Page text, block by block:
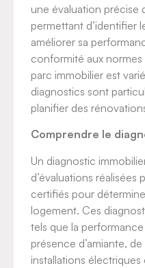
une évaluation précise
permettant d’identifier
améliorer sa
conformité aux
parc immobilier est
diagnostics sont
planifier des
Comprendre le
Un diagnostic
d’évaluations réalisées
certifiés pour
logement. Ces
tels que la
présence d’amiante,
installations électriques